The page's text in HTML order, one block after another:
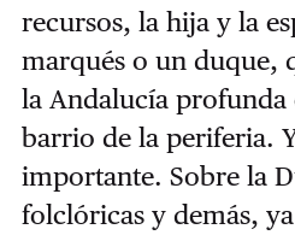
recursos, la hija y la
marqués o un duque,
la Andalucía profunda
barrio de la periferia.
importante. Sobre la
folclóricas y demás,